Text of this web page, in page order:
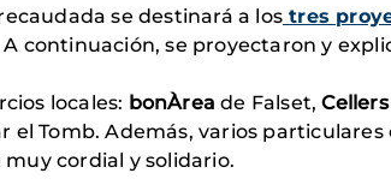
se destinará a los tres
continuación, se proyectaron y
locales: bonÀrea de Falset,
el Tomb. Además, varios particulares
cordial y solidario.